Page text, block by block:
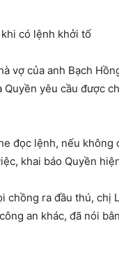
có lệnh khởi tố
vợ của anh Bạch
yêu cầu được
đọc lệnh, nếu
khai báo Quyền
chồng ra đầu thú, chị
an khác, đã nói